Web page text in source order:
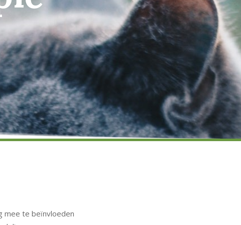
mee te beïnvloeden